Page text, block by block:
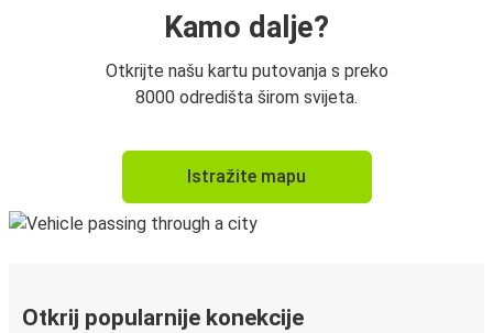
Kamo dalje?
Otkrijte našu kartu putovanja s preko
8000 odredišta širom svijeta.
Istražite mapu
Otkrij popularnije konekcije